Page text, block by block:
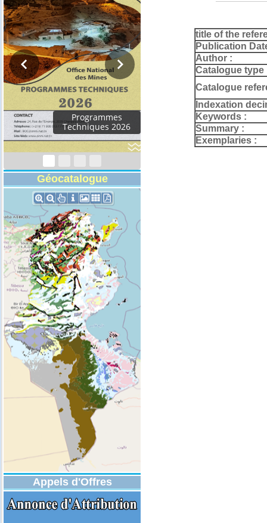
Programmes
Techniques 2026
Géocatalogue
Appels d'Offres
title of the
Publication
Author :
Catalogue type
Catalogue
Indexation
Keywords :
Summary :
Exemplaries :